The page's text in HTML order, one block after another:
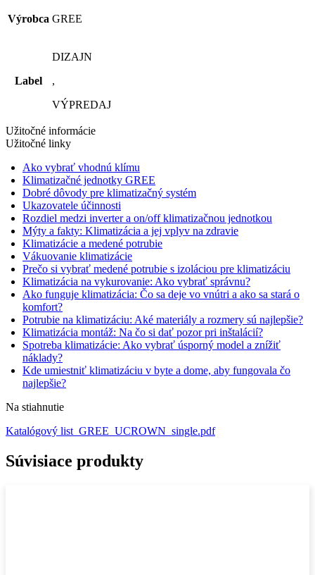
Výrobca GREE
Label
DIZAJN
,
VÝPREDAJ
Užitočné informácie
Užitočné linky
Ako vybrať vhodnú klímu
Klimatizačné jednotky GREE
Dobré dôvody pre klimatizačný systém
Ukazovatele účinnosti
Rozdiel medzi inverter a on/off klimatizačnou jednotkou
Mýty a fakty: Klimatizácia a jej vplyv na zdravie
Klimatizácie a medené potrubie
Vákuovanie klimatizácie
Prečo si vybrať medené potrubie s izoláciou pre klimatizáciu
Klimatizácia na vykurovanie: Ako vybrať správnu?
Ako funguje klimatizácia: Čo sa deje vo vnútri a ako sa stará o
komfort?
Potrubie na klimatizáciu: Aké materiály a rozmery sú najlepšie?
Klimatizácia montáž: Na čo si dať pozor pri inštalácií?
Spotreba klimatizácie: Ako vybrať úsporný model a znížiť
náklady?
Kde umiestniť klimatizáciu v byte a dome, aby fungovala čo
najlepšie?
Na stiahnutie
Katalógový list_GREE_UCROWN_single.pdf
Súvisiace produkty